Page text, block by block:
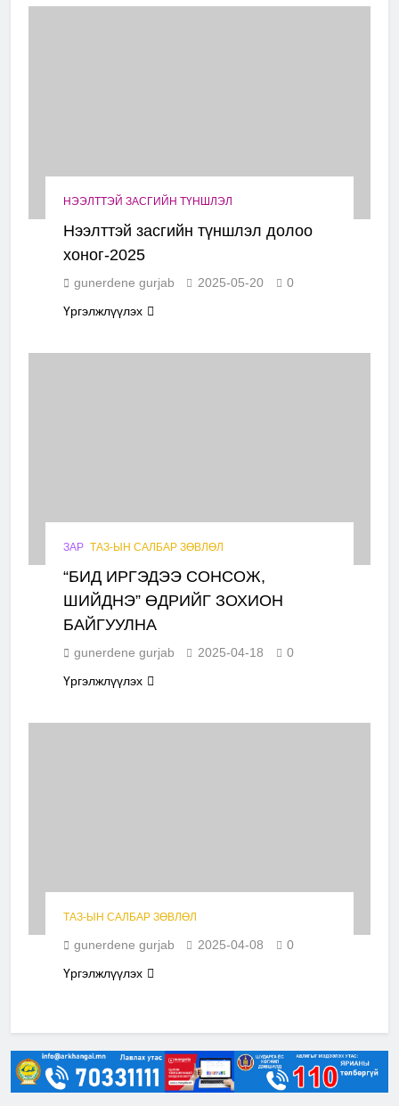
НЭЭЛТТЭЙ ЗАСГИЙН ТҮНШЛЭЛ
Нээлттэй засгийн түншлэл долоо
хоног-2025
gunerdene gurjab 2025-05-20
0
Үргэлжлүүлэх
ЗАР ТАЗ-ЫН САЛБАР ЗӨВЛӨЛ
“БИД ИРГЭДЭЭ СОНСОЖ,
ШИЙДНЭ” ӨДРИЙГ ЗОХИОН
БАЙГУУЛНА
gunerdene gurjab 2025-04-18
0
Үргэлжлүүлэх
ТАЗ-ЫН САЛБАР ЗӨВЛӨЛ
gunerdene gurjab 2025-04-08
0
Үргэлжлүүлэх